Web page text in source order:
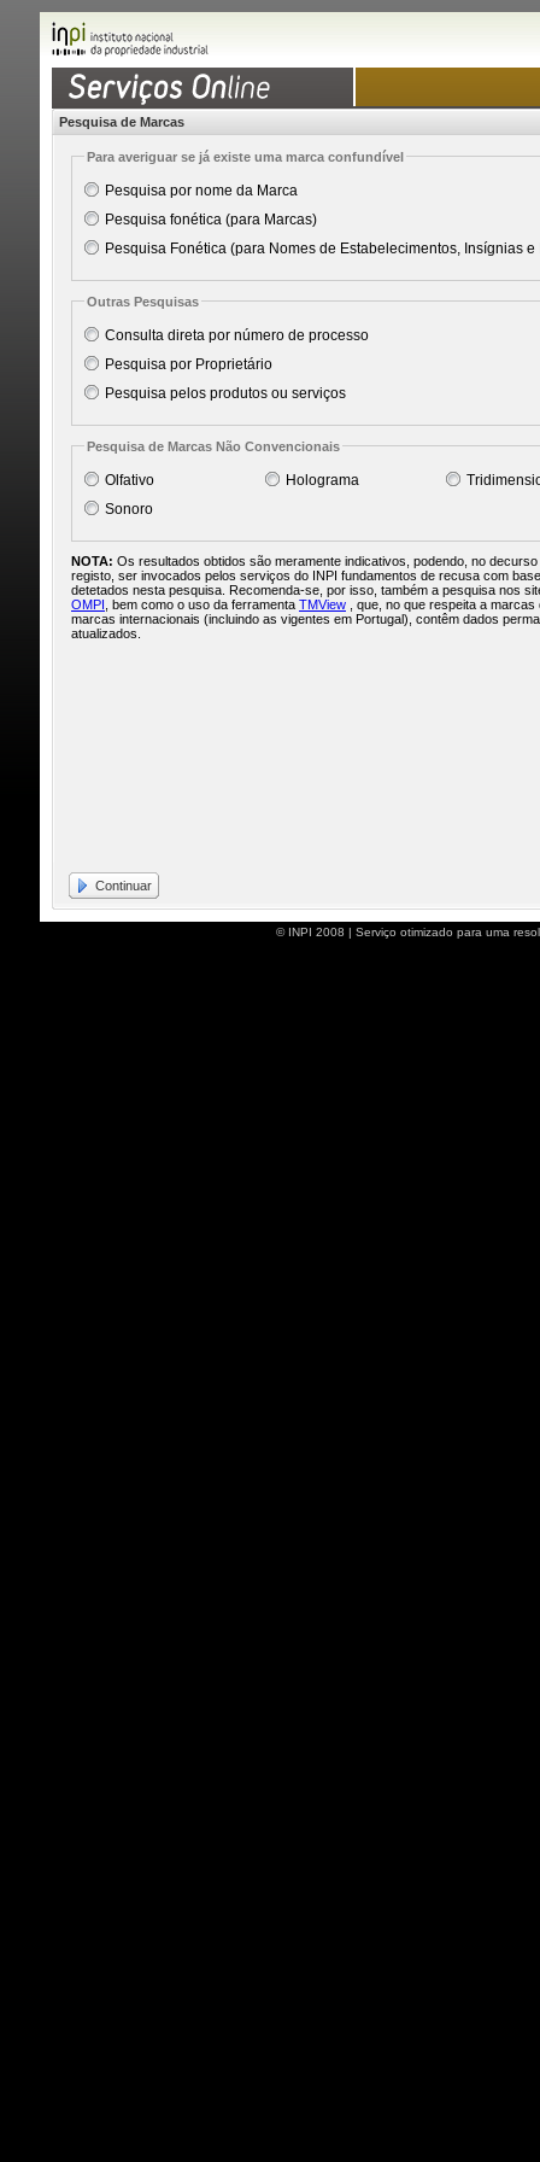
Pesquisa de Marcas
Para averiguar se já existe uma marca confundível
Pesquisa por nome da Marca
Pesquisa fonética (para Marcas)
Pesquisa Fonética (para Nomes de Estabelecimentos, Insígnias
Outras Pesquisas
Consulta direta por número de processo
Pesquisa por Proprietário
Pesquisa pelos produtos ou serviços
Pesquisa de Marcas Não Convencionais
Olfativo
Sonoro
Holograma
NOTA: Os resultados obtidos são meramente indicativos, podendo, no
registo, ser invocados pelos serviços do INPI fundamentos de recusa com
detetados nesta pesquisa. Recomenda-se, por isso, também a pesquisa nos
OMPI , bem como o uso da ferramenta TMView , que, no que respeita a
marcas internacionais (incluindo as vigentes em Portugal), contêm dados
atualizados.
Continuar
© INPI 2008 | Serviço otimizado para uma